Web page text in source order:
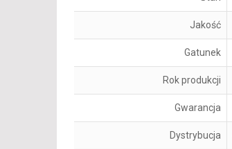
Jakość
Gatunek
Rok produkcji
Gwarancja
Dystrybucja